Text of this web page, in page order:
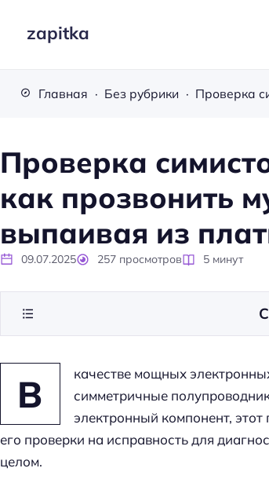
zapitka
Главная Без рубрики
Проверка
как прозвонить
выпаивая из
09.07.2025 257 просмотров 5 минут
В
качестве мощных
симметричные
электронный компонент,
его проверки на исправность для
целом.